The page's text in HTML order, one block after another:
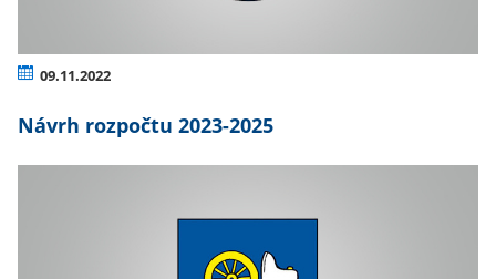
09.11.2022
Návrh rozpočtu 2023-2025